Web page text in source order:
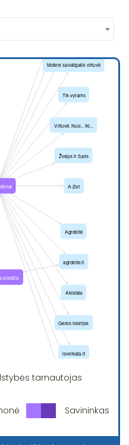
tarnautojas
Savininkas